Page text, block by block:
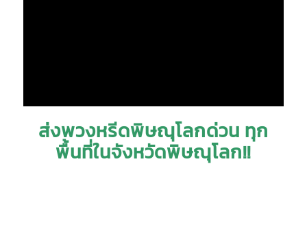
ส่งพวงหรีดพิษณุโลกด่วน ทุก
พื้นที่ในจังหวัดพิษณุโลก!!